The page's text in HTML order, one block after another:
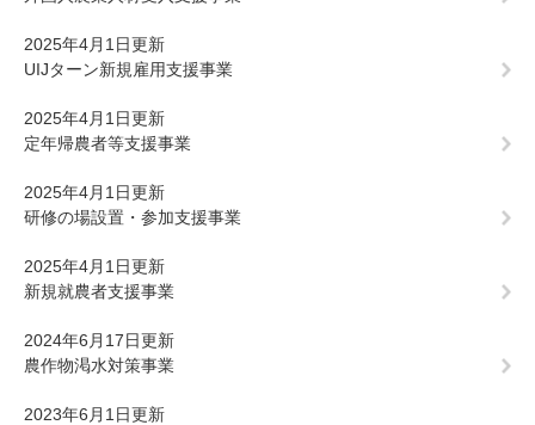
2025年4月1日更新
UIJターン新規雇用支援事業
2025年4月1日更新
定年帰農者等支援事業
2025年4月1日更新
研修の場設置・参加支援事業
2025年4月1日更新
新規就農者支援事業
2024年6月17日更新
農作物渇水対策事業
2023年6月1日更新